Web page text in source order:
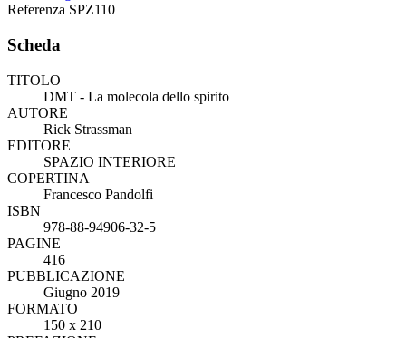
Referenza SPZ110
Scheda
TITOLO
DMT - La molecola dello spirito
AUTORE
Rick Strassman
EDITORE
SPAZIO INTERIORE
COPERTINA
Francesco Pandolfi
ISBN
978-88-94906-32-5
PAGINE
416
PUBBLICAZIONE
Giugno 2019
FORMATO
150 x 210